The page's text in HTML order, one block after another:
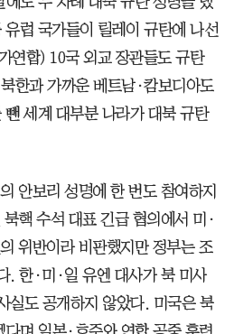
럽 국가들이 릴레이 규탄에 나선
연합) 10국 외교 장관들도 규탄
한과 가까운 베트남·캄보디아도
세계 대부분 나라가 대북 규탄
안보리 성명에 한 번도 참여하지
핵 수석 대표 긴급 협의에서 미·
위반이라 비판했지만 정부는 조
. 한·미·일 유엔 대사가 북 미사
실도 공개하지 않았다. 미국은 북